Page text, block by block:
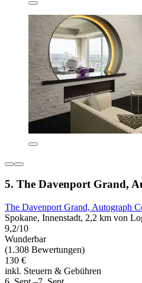
5. The Davenport Grand,
The Davenport Grand, Autograph
Spokane, Innenstadt, 2,2 km von
9,2/10
Wunderbar
(1.308 Bewertungen)
130 €
inkl. Steuern & Gebühren